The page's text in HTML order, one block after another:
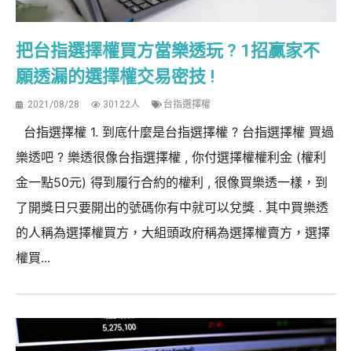
把台指選擇權買方當樂透玩 ? 1招贏家不
願透漏的選擇權交易密技 !
2021/08/28 30122人 台指選擇權
台指選擇權 1. 到底什麼是台指選擇權 ? 台指選擇權 買過
樂透吧 ? 樂透很像台指選擇權 , 你付選擇權權利金 (權利
金一點50元) 得到履行合約的權利 , 很像買樂透一樣，到
了開獎日只要開出的號碼你有中就可以兌獎 . 其中買樂透
的人稱為選擇權買方，大組頭政府稱為選擇權賣方，選擇
權買...